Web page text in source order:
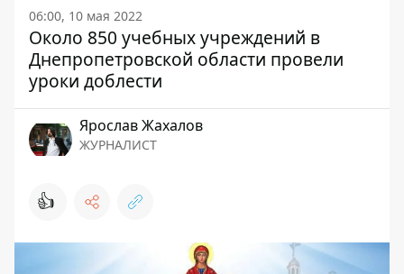
06:00, 10 мая 2022
Около 850 учебных учреждений в
Днепропетровской области провели
уроки доблести
Ярослав Жахалов
ЖУРНАЛИСТ
👍